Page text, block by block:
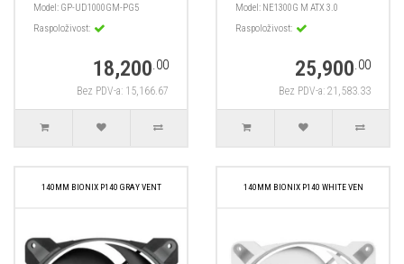
Model: GP-UD1000GM-PG5
Raspoloživost:
18,200.00
Bez PDV-a: 15,166.67
Model: NE1300G M ATX 3.0
Raspoloživost:
25,900.00
Bez PDV-a: 21,583.33
140MM BIONIX P140 GRAY VENT 140MM BIONIX P140 WHITE VEN